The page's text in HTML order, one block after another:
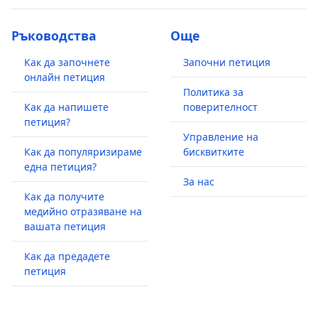
Ръководства
Как да започнете
онлайн петиция
Как да напишете
петиция?
Как да популяризираме
една петиция?
Как да получите
медийно отразяване на
вашата петиция
Как да предадете
петиция
Още
Започни петиция
Политика за
поверителност
Управление на
бисквитките
За нас